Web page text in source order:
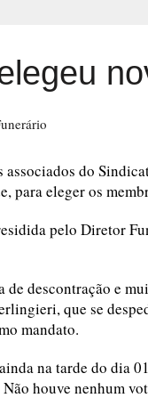
do
para eleger os
pelo Diretor
descontração e
que se
mandato.
na tarde do dia
houve nenhum